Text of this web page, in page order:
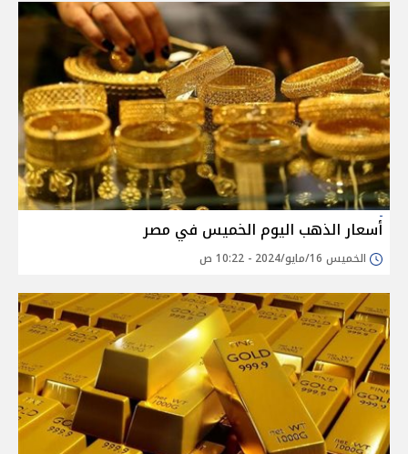
أسعار الذهب اليوم الخميس في مصر
الخميس 16/مايو/2024 - 10:22 ص